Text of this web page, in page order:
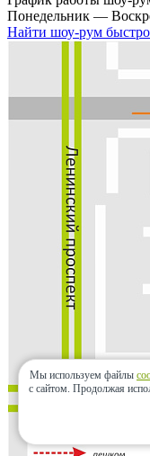
Понедельник —
Найти шоу-рум быстро
Мы используем файлы
с сайтом. Продолжая